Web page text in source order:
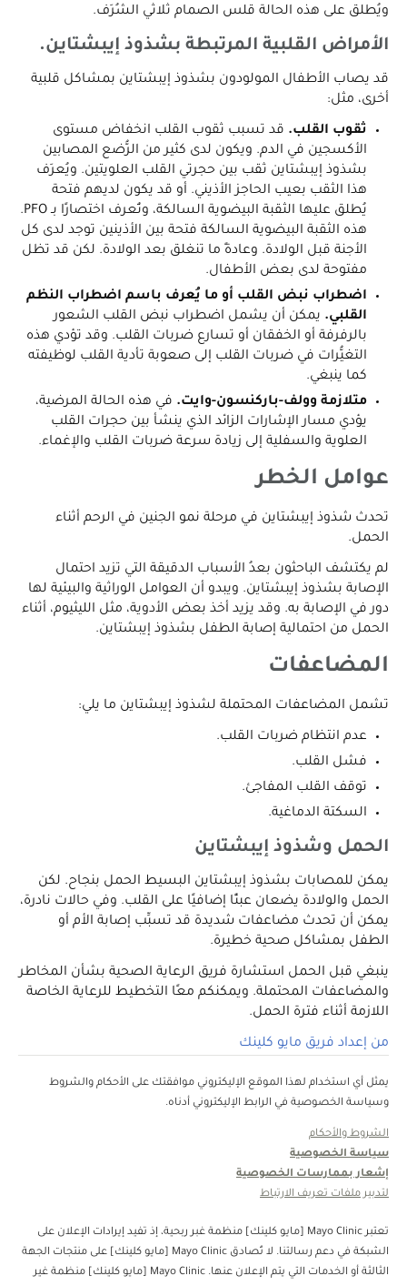
ويُطلق على هذه الحالة قلس الصمام ثلاثي الشُرَف.
الأمراض القلبية المرتبطة بشذوذ إيبشتاين.
قد يصاب الأطفال المولودون بشذوذ إيبشتاين بمشاكل قلبية
أخرى، مثل:
ثقوب القلب. قد تسبب ثقوب القلب انخفاض مستوى
الأكسجين في الدم. ويكون لدى كثير من الرُّضع المصابين
بشذوذ إيبشتاين ثقب بين حجرتي القلب العلويتين. ويُعرَف
هذا الثقب بعيب الحاجز الأذيني. أو قد يكون لديهم فتحة
يُطلق عليها الثقبة البيضوية السالكة، وتُعرف اختصارًا بـ PFO.
هذه الثقبة البيضوية السالكة فتحة بين الأذينين توجد لدى كل
الأجنة قبل الولادة. وعادةً ما تنغلق بعد الولادة. لكن قد تظل
مفتوحة لدى بعض الأطفال.
اضطراب نبض القلب أو ما يُعرف باسم اضطراب النظم
القلبي. يمكن أن يشمل اضطراب نبض القلب الشعور
بالرفرفة أو الخفقان أو تسارع ضربات القلب. وقد تؤدي هذه
التغيُّرات في ضربات القلب إلى صعوبة تأدية القلب لوظيفته
كما ينبغي.
متلازمة وولف-باركنسون-وايت. في هذه الحالة المرضية،
يؤدي مسار الإشارات الزائد الذي ينشأ بين حجرات القلب
العلوية والسفلية إلى زيادة سرعة ضربات القلب والإغماء.
عوامل الخطر
تحدث شذوذ إيبشتاين في مرحلة نمو الجنين في الرحم أثناء
الحمل.
لم يكتشف الباحثون بعدُ الأسباب الدقيقة التي تزيد احتمال
الإصابة بشذوذ إيبشتاين. ويبدو أن العوامل الوراثية والبيئية لها
دور في الإصابة به. وقد يزيد أخذ بعض الأدوية، مثل الليثيوم، أثناء
الحمل من احتمالية إصابة الطفل بشذوذ إيبشتاين.
المضاعفات
تشمل المضاعفات المحتملة لشذوذ إيبشتاين ما يلي:
عدم انتظام ضربات القلب.
فشل القلب.
توقف القلب المفاجئ.
السكتة الدماغية.
الحمل وشذوذ إيبشتاين
يمكن للمصابات بشذوذ إيبشتاين البسيط الحمل بنجاح. لكن
الحمل والولادة يضعان عبئًا إضافيًا على القلب. وفي حالات نادرة،
يمكن أن تحدث مضاعفات شديدة قد تسبِّب إصابة الأم أو
الطفل بمشاكل صحية خطيرة.
ينبغي قبل الحمل استشارة فريق الرعاية الصحية بشأن المخاطر
والمضاعفات المحتملة. ويمكنكم معًا التخطيط للرعاية الخاصة
اللازمة أثناء فترة الحمل.
من إعداد فريق مايو كلينك
يمثل أي استخدام لهذا الموقع الإليكتروني موافقتك على الأحكام والشروط
وسياسة الخصوصية في الرابط الإليكتروني أدناه.
الشروط والأحكام
سياسة الخصوصية
إشعار بممارسات الخصوصية
لتدبير ملفات تعريف الارتباط
تعتبر Mayo Clinic [مايو كلينك] منظمة غبر ربحية، إذ تفيد إيرادات الإعلان على
الشبكة في دعم رسالتنا. لا تُصادق Mayo Clinic [مايو كلينك] على منتجات الجهة
الثالثة أو الخدمات التي يتم الإعلان عنها. Mayo Clinic [مايو كلينك] منظمة غير